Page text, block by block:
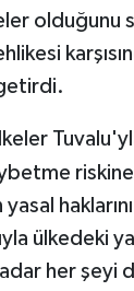
olduğunu
yasal
ülkedeki
her şeyi